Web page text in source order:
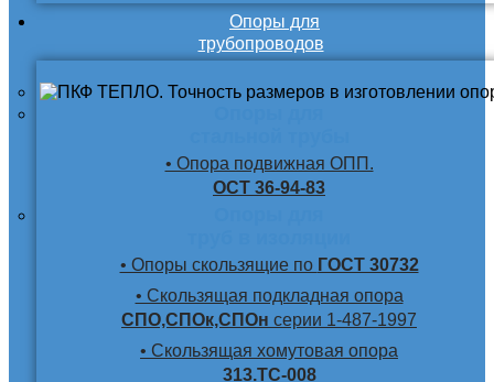
Опоры для
трубопроводов
• Опора подвижная ОПП.
ОСТ 36-94-83
• Опоры скользящие по ГОСТ 30732
• Скользящая подкладная опора
СПО,СПОк,СПОн серии 1-487-1997
• Скользящая хомутовая опора
313.ТС-008